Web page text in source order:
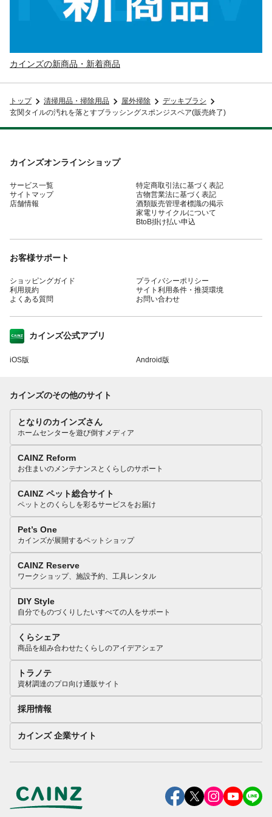
カインズの新商品・新着商品
トップ 清掃用品・掃除用品 屋外掃除
デッキブラシ
玄関タイルの汚れを落とすブラッシングスポンジスペア(販売終了)
カインズオンラインショップ
サービス一覧
サイトマップ
店舗情報
特定商取引法に基づく表記
古物営業法に基づく表記
酒類販売管理者標識の掲示
家電リサイクルについて
BtoB掛け払い申込
お客様サポート
ショッピングガイド
利用規約
よくある質問
プライバシーポリシー
サイト利用条件・推奨環境
お問い合わせ
カインズ公式アプリ
iOS版 Android版
カインズのその他のサイト
となりのカインズさん
ホームセンターを遊び倒すメディア
CAINZ Reform
お住まいのメンテナンスとくらしのサポート
CAINZ ペット総合サイト
ペットとのくらしを彩るサービスをお届け
Pet’s One
カインズが展開するペットショップ
CAINZ Reserve
ワークショップ、施設予約、工具レンタル
DIY Style
自分でものづくりしたいすべての人をサポート
くらシェア
商品を組み合わせたくらしのアイデアシェア
トラノテ
資材調達のプロ向け通販サイト
採用情報
カインズ 企業サイト